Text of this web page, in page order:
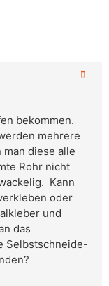
bekommen.
mehrere
diese alle
Rohr nicht
Kann
oder
und
das
Selbstschneide-